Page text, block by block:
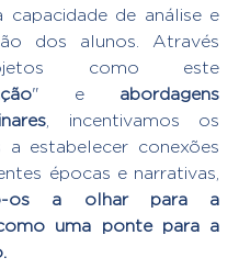
capacidade de análise e
dos alunos. Através
como este
" e abordagens
, incentivamos os
a estabelecer conexões
os a olhar para a
uma ponte para a